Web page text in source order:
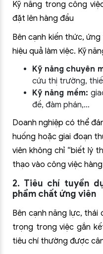
Kỹ năng trong công
đặt lên hàng đầu
Bên cạnh kiến thức,
hiệu quả làm việc. Kỹ
Kỹ năng chuyên
cứu thị trường,
Kỹ năng mềm:
đề, đàm phán,…
Doanh nghiệp có thể
huống hoặc giai đoạn
viên không chỉ “biết lý
thạo vào công việc
2. Tiêu chí tuyển
phẩm chất ứng viên
Bên cạnh năng lực, thái
trọng trong việc gắn
tiêu chí thường được